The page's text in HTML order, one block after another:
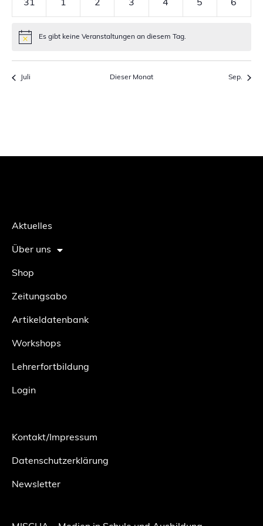
0
Veranstaltungen
31
0
Veranstaltungen
1
0
Veranstaltungen
2
0
Veranstaltungen
3
0
Veranstaltungen
4
0
5
0
6
Hinweis
Es gibt keine Veranstaltungen an diesem Tag.
Juli Dieser Monat Sep.
Aktuelles
Über uns
Shop
Zeitungsabo
Artikeldatenbank
Workshops
Lehrerfortbildung
Login
Kontakt/Impressum
Datenschutzerklärung
Newsletter